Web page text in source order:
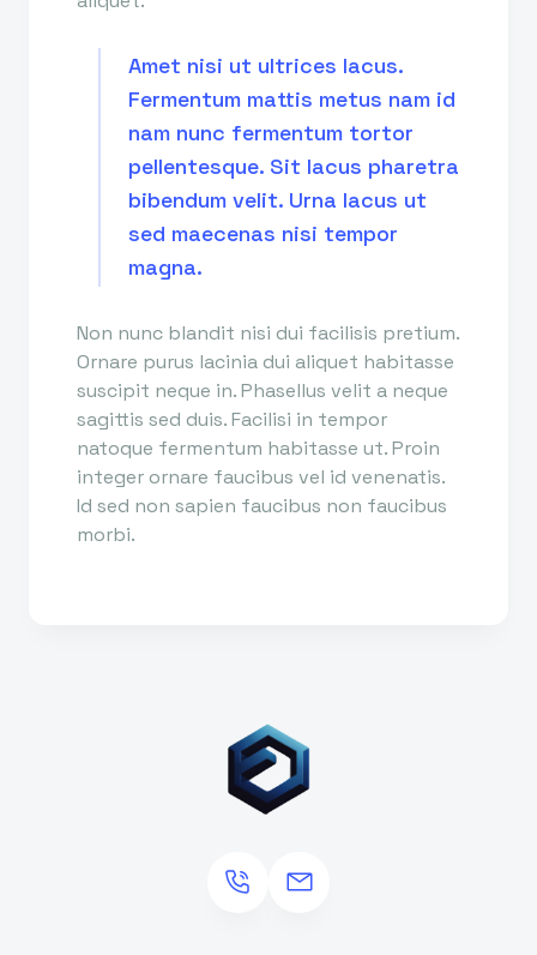
Amet nisi ut ultrices lacus.
Fermentum mattis metus nam id
nam nunc fermentum tortor
pellentesque. Sit lacus pharetra
bibendum velit. Urna lacus ut
sed maecenas nisi tempor
magna.
Non nunc blandit nisi dui facilisis pretium.
Ornare purus lacinia dui aliquet habitasse
suscipit neque in. Phasellus velit a neque
sagittis sed duis. Facilisi in tempor
natoque fermentum habitasse ut. Proin
integer ornare faucibus vel id venenatis.
Id sed non sapien faucibus non faucibus
morbi.